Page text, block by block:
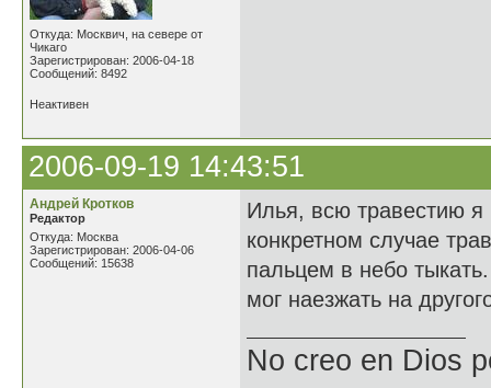
Откуда: Москвич, на севере от
Чикаго
Зарегистрирован: 2006-04-18
Сообщений: 8492
Неактивен
2006-09-19 14:43:51
Андрей Кротков
Редактор
Откуда: Москва
Зарегистрирован: 2006-04-06
Сообщений: 15638
Илья, всю травестию я
конкретном случае
пальцем в небо
мог наезжать на
No creo en Dios